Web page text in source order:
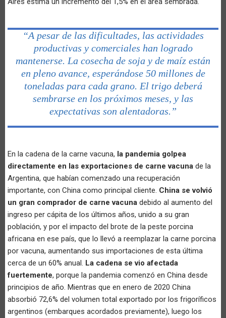
“A pesar de las dificultades, las actividades
productivas y comerciales han logrado
mantenerse. La cosecha de soja y de maíz están
en pleno avance, esperándose 50 millones de
toneladas para cada grano. El trigo deberá
sembrarse en los próximos meses, y las
expectativas son alentadoras.”
En la cadena de la carne vacuna, la pandemia golpea
directamente en las exportaciones de carne vacuna de la
Argentina, que habían comenzado una recuperación
importante, con China como principal cliente. China se volvió
un gran comprador de carne vacuna debido al aumento del
ingreso per cápita de los últimos años, unido a su gran
población, y por el impacto del brote de la peste porcina
africana en ese país, que lo llevó a reemplazar la carne porcina
por vacuna, aumentando sus importaciones de esta última
cerca de un 60% anual. La cadena se vio afectada
fuertemente, porque la pandemia comenzó en China desde
principios de año. Mientras que en enero de 2020 China
absorbió 72,6% del volumen total exportado por los frigoríficos
argentinos (embarques acordados previamente), luego los